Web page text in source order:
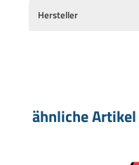
Hersteller
Produktgalerie überspringen
ähnliche Artikel